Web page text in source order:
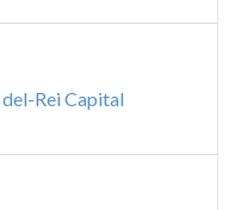
Rei Capital